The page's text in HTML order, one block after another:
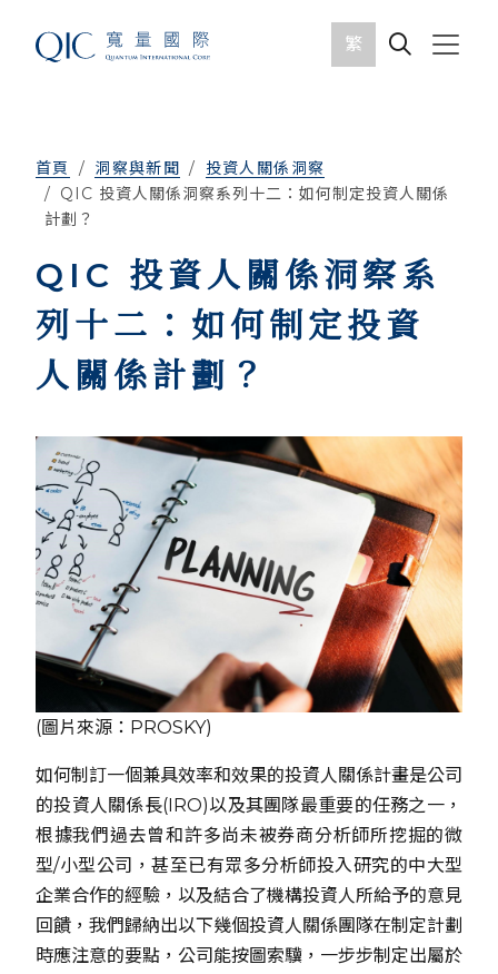
繁
首頁 洞察與新聞
投資人關係洞察
QIC 投資人關係洞察系列十二：如何制定投資人關係
計劃？
QIC 投資人關係洞察系
列十二：如何制定投資
人關係計劃？
(圖片來源：PROSKY)
如何制訂一個兼具效率和效果的投資人關係計畫是公司
的投資人關係長(IRO)以及其團隊最重要的任務之一，
根據我們過去曾和許多尚未被券商分析師所挖掘的微
型/小型公司，甚至已有眾多分析師投入研究的中大型
企業合作的經驗，以及結合了機構投資人所給予的意見
回饋，我們歸納出以下幾個投資人關係團隊在制定計劃
時應注意的要點，公司能按圖索驥，一步步制定出屬於